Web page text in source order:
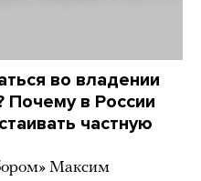
во владении
Почему в России
частную
Максим